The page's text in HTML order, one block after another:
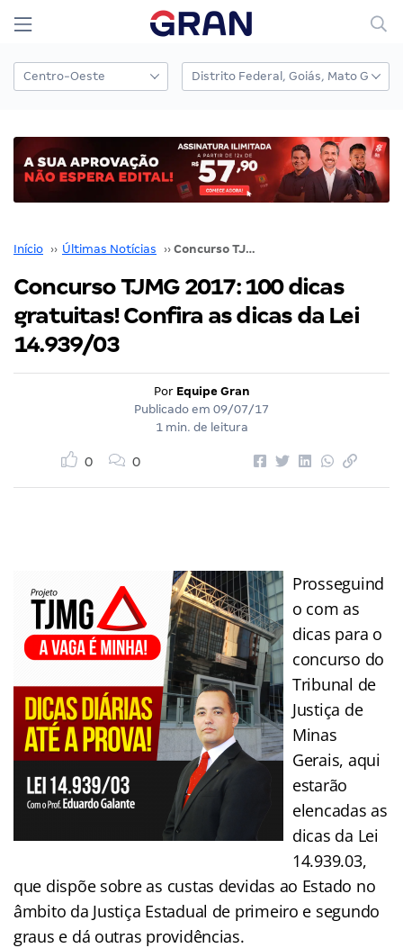
Início ›› Últimas Notícias ›› Concurso TJMG 2017: 100 dicas gratuitas! Confira as dicas da Lei 14.939/03
Concurso TJMG 2017: 100 dicas
gratuitas! Confira as dicas da Lei
14.939/03
Por Equipe Gran
Publicado em 09/07/17
1 min. de leitura
0 0
Prosseguind
o com as
dicas para o
concurso do
Tribunal de
Justiça de
Minas
Gerais, aqui
estarão
elencadas as
dicas da Lei
14.939.03,
que dispõe sobre as custas devidas ao Estado no
âmbito da Justiça Estadual de primeiro e segundo
graus e dá outras providências.